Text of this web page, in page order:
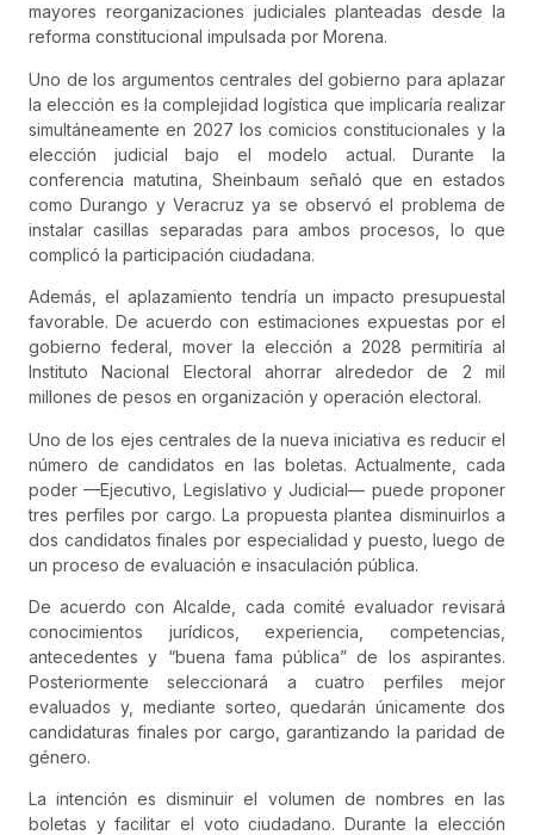
mayores reorganizaciones judiciales planteadas desde la
reforma constitucional impulsada por Morena.
Uno de los argumentos centrales del gobierno para aplazar
la elección es la complejidad logística que implicaría realizar
simultáneamente en 2027 los comicios constitucionales y la
elección judicial bajo el modelo actual. Durante la
conferencia matutina, Sheinbaum señaló que en estados
como Durango y Veracruz ya se observó el problema de
instalar casillas separadas para ambos procesos, lo que
complicó la participación ciudadana.
Además, el aplazamiento tendría un impacto presupuestal
favorable. De acuerdo con estimaciones expuestas por el
gobierno federal, mover la elección a 2028 permitiría al
Instituto Nacional Electoral ahorrar alrededor de 2 mil
millones de pesos en organización y operación electoral.
Uno de los ejes centrales de la nueva iniciativa es reducir el
número de candidatos en las boletas. Actualmente, cada
poder —Ejecutivo, Legislativo y Judicial— puede proponer
tres perfiles por cargo. La propuesta plantea disminuirlos a
dos candidatos finales por especialidad y puesto, luego de
un proceso de evaluación e insaculación pública.
De acuerdo con Alcalde, cada comité evaluador revisará
conocimientos jurídicos, experiencia, competencias,
antecedentes y “buena fama pública” de los aspirantes.
Posteriormente seleccionará a cuatro perfiles mejor
evaluados y, mediante sorteo, quedarán únicamente dos
candidaturas finales por cargo, garantizando la paridad de
género.
La intención es disminuir el volumen de nombres en las
boletas y facilitar el voto ciudadano. Durante la elección